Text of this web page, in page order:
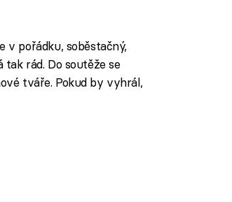
v pořádku, soběstačný,
rád. Do soutěže se
tváře. Pokud by vyhrál,